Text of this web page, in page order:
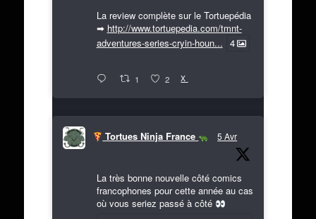
La review complète sur le Tortuepédia
➡ http://www.tortuepedia.com/tmnt-
adventures-series-cryin-houn... 4
1 2 X
Tortues Ninja France 5 Avr
La très bonne nouvelle côté comics
francophones pour cette année au cas
où vous seriez passé à côté